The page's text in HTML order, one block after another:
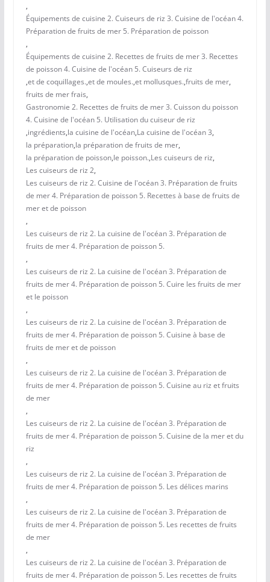
,
Équipements de cuisine 2. Cuiseurs de riz 3. Cuisine de l'océan 4.
Préparation de fruits de mer 5. Préparation de poisson
,
Équipements de cuisine 2. Recettes de fruits de mer 3. Recettes
de poisson 4. Cuisine de l'océan 5. Cuiseurs de riz
,et de coquillages.,et de moules.,et mollusques.,fruits de mer,
fruits de mer frais,
Gastronomie 2. Recettes de fruits de mer 3. Cuisson du poisson
4. Cuisine de l'océan 5. Utilisation du cuiseur de riz
,ingrédients,la cuisine de l'océan,La cuisine de l'océan 3,
la préparation,la préparation de fruits de mer,
la préparation de poisson,le poisson.,Les cuiseurs de riz,
Les cuiseurs de riz 2,
Les cuiseurs de riz 2. Cuisine de l'océan 3. Préparation de fruits
de mer 4. Préparation de poisson 5. Recettes à base de fruits de
mer et de poisson
,
Les cuiseurs de riz 2. La cuisine de l'océan 3. Préparation de
fruits de mer 4. Préparation de poisson 5.
,
Les cuiseurs de riz 2. La cuisine de l'océan 3. Préparation de
fruits de mer 4. Préparation de poisson 5. Cuire les fruits de mer
et le poisson
,
Les cuiseurs de riz 2. La cuisine de l'océan 3. Préparation de
fruits de mer 4. Préparation de poisson 5. Cuisine à base de
fruits de mer et de poisson
,
Les cuiseurs de riz 2. La cuisine de l'océan 3. Préparation de
fruits de mer 4. Préparation de poisson 5. Cuisine au riz et fruits
de mer
,
Les cuiseurs de riz 2. La cuisine de l'océan 3. Préparation de
fruits de mer 4. Préparation de poisson 5. Cuisine de la mer et du
riz
,
Les cuiseurs de riz 2. La cuisine de l'océan 3. Préparation de
fruits de mer 4. Préparation de poisson 5. Les délices marins
,
Les cuiseurs de riz 2. La cuisine de l'océan 3. Préparation de
fruits de mer 4. Préparation de poisson 5. Les recettes de fruits
de mer
,
Les cuiseurs de riz 2. La cuisine de l'océan 3. Préparation de
fruits de mer 4. Préparation de poisson 5. Les recettes de fruits